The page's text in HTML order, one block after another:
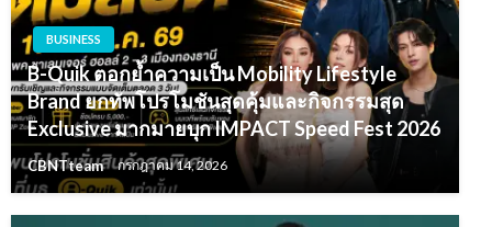
BUSINESS
B-Quik ตอกย้ำความเป็น Mobility Lifestyle
Brand ยกทัพโปรโมชันสุดคุ้มและกิจกรรมสุด
Exclusive มากมายบุก IMPACT Speed Fest 2026
CBNTteam กรกฎาคม 14, 2026